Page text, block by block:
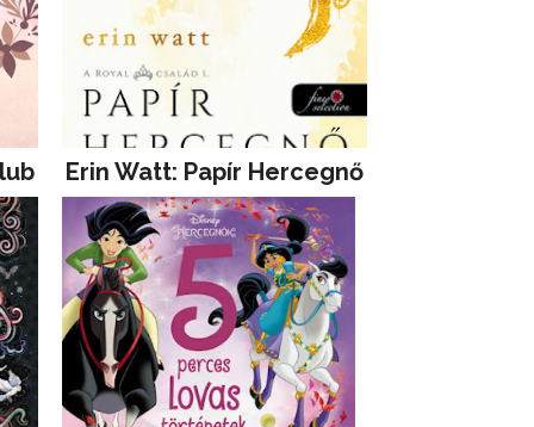
Erin Watt: Papír Hercegnő